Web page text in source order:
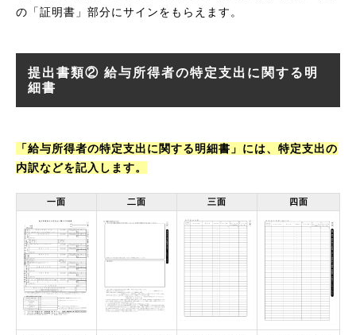
の「証明書」部分にサインをもらえます。
提出書類② 給与所得者の特定支出に関する明
細書
「給与所得者の特定支出に関する明細書」には、特定支出の
内訳などを記入します。
一面 二面 三面 四面